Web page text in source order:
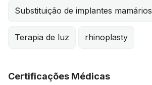
Substituição de implantes mamários
Terapia de luz rhinoplasty
Certificações Médicas